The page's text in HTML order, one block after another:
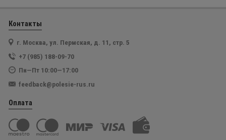
Контакты
г. Москва, ул. Пермская, д. 11, стр. 5
+7 (985) 188-09-70
Пн—Пт 10:00—17:00
feedback@polesie-rus.ru
Оплата